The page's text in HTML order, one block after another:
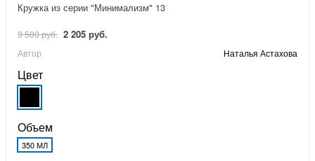
Кружка из серии "Минимализм" 13
3 500 руб. 2 205 руб.
Автор Наталья Астахова
Цвет
Объем
350 МЛ